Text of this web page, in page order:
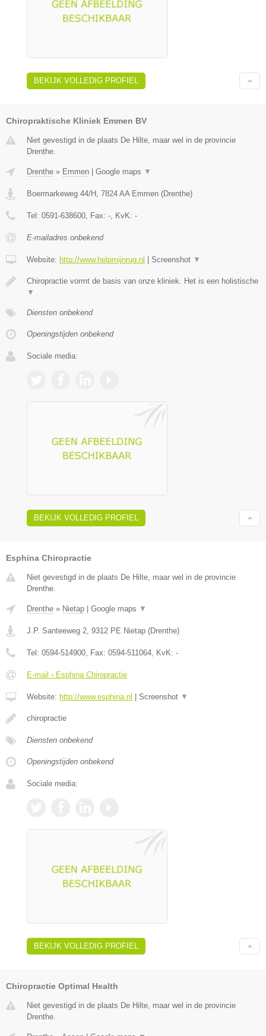
BEKIJK VOLLEDIG PROFIEL
Chiropraktische Kliniek Emmen BV
Niet gevestigd in de plaats De Hilte, maar wel in de provincie
Drenthe.
Drenthe » Emmen | Google maps ▼
Boermarkeweg 44/H 7824 AA Emmen (Drenthe)
Tel: 0591-638600 , Fax: - , KvK: -
E-mailadres onbekend
Website: http://www.helpmijnrug.nl | Screenshot ▼
Chiropractie vormt de basis van onze kliniek. Het is een holistische
▼
Diensten onbekend
Openingstijden onbekend
Sociale media:
BEKIJK VOLLEDIG PROFIEL
Esphina Chiropractie
Niet gevestigd in de plaats De Hilte, maar wel in de provincie
Drenthe.
Drenthe » Nietap Google maps ▼
J.P. Santeeweg 2, 9312 PE Nietap (Drenthe)
Tel: 0594-514900, Fax: 0594-511064, KvK: -
E-mail › Esphina Chiropractie
Website: http://www.esphina.nl Screenshot ▼
chiropractie
Diensten onbekend
Openingstijden onbekend
Sociale media:
BEKIJK VOLLEDIG PROFIEL
Chiropractie Optimal Health
Niet gevestigd in de plaats De Hilte, maar wel in de provincie
Drenthe.